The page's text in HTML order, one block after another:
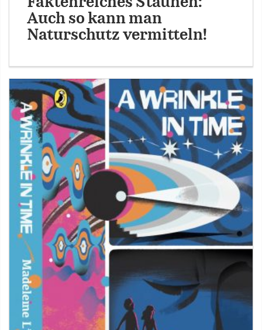
Auch so kann man
Naturschutz vermitteln!